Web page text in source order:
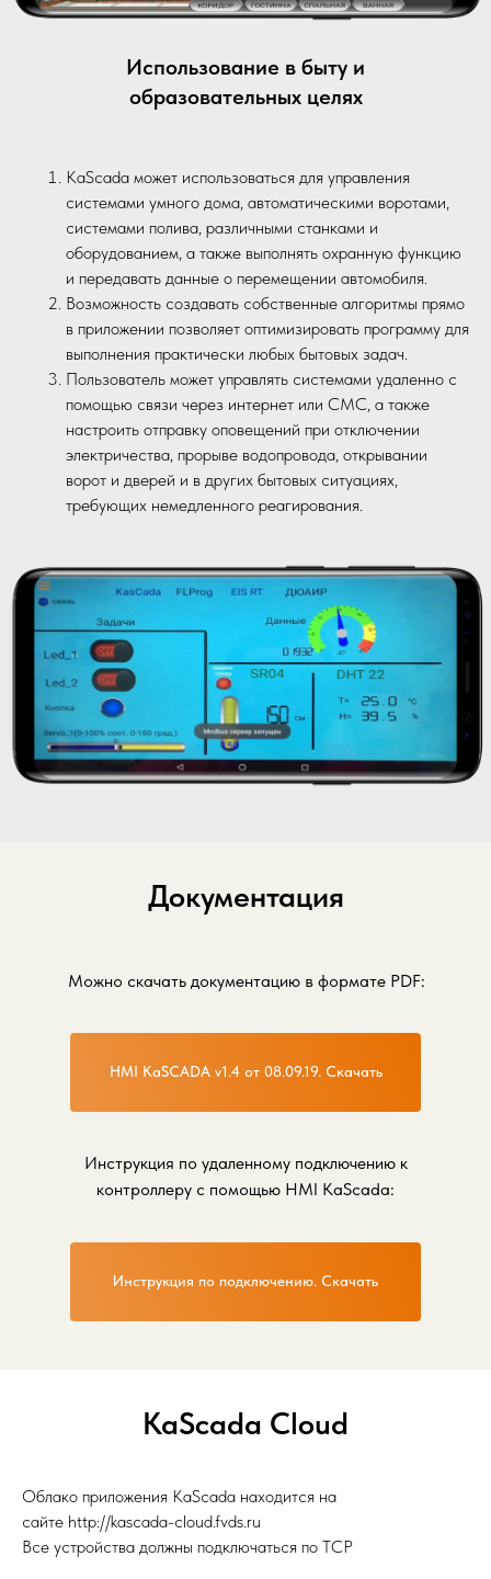
Использование в быту и
образовательных целях
KaScada может использоваться для управления
системами умного дома, автоматическими воротами,
системами полива, различными станками и
оборудованием, а также выполнять охранную функцию
и передавать данные о перемещении автомобиля.
Возможность создавать собственные алгоритмы прямо
в приложении позволяет оптимизировать программу для
выполнения практически любых бытовых задач.
Пользователь может управлять системами удаленно с
помощью связи через интернет или СМС, а также
настроить отправку оповещений при отключении
электричества, прорыве водопровода, открывании
ворот и дверей и в других бытовых ситуациях,
требующих немедленного реагирования.
Документация
Инструкция по подключению. Скачать
HMI KaSCADA v1.4 от 08.09.19. Скачать
Можно скачать документацию в формате PDF:
Инструкция по удаленному подключению к
контроллеру с помощью HMI KaScada:
KaScada Cloud
Облако приложения KaScada находится на
сайте http://kascada-cloud.fvds.ru
Все устройства должны подключаться по TCP